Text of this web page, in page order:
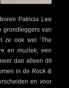
Patricia Lee
grondleggers van
ze ook wel ‘The
en muziek, een
dan alleen dit
in de Rock &
en voor